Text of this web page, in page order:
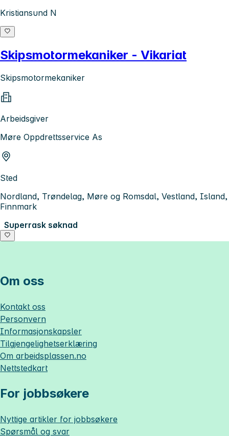
Kristiansund N
Skipsmotormekaniker - Vikariat
Skipsmotormekaniker
Arbeidsgiver
Møre Oppdrettsservice As
Sted
Nordland, Trøndelag, Møre og Romsdal, Vestland, Island,
Finnmark
Superrask søknad
Om oss
Kontakt oss
Personvern
Informasjonskapsler
Tilgjengelighetserklæring
Om arbeidsplassen.no
Nettstedkart
For jobbsøkere
Nyttige artikler for jobbsøkere
Spørsmål og svar